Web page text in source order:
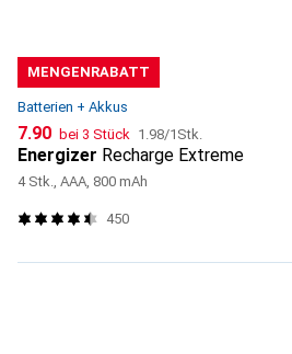
MENGENRABATT
Batterien + Akkus
CHF
7.90 bei 3 Stück CHF
1.98/1Stk.
Energizer Recharge Extreme
4 Stk., AAA, 800 mAh
450